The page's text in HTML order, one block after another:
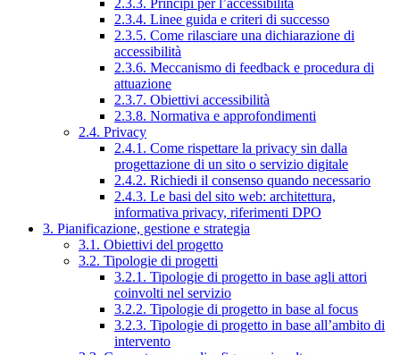
2.3.3. Principi per l’accessibilità
2.3.4. Linee guida e criteri di successo
2.3.5. Come rilasciare una dichiarazione di
accessibilità
2.3.6. Meccanismo di feedback e procedura di
attuazione
2.3.7. Obiettivi accessibilità
2.3.8. Normativa e approfondimenti
2.4. Privacy
2.4.1. Come rispettare la privacy sin dalla
progettazione di un sito o servizio digitale
2.4.2. Richiedi il consenso quando necessario
2.4.3. Le basi del sito web: architettura,
informativa privacy, riferimenti DPO
3. Pianificazione, gestione e strategia
3.1. Obiettivi del progetto
3.2. Tipologie di progetti
3.2.1. Tipologie di progetto in base agli attori
coinvolti nel servizio
3.2.2. Tipologie di progetto in base al focus
3.2.3. Tipologie di progetto in base all’ambito di
intervento